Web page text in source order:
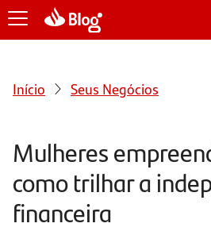
Início Seus Negócios
Mulheres
como trilhar a
financeira